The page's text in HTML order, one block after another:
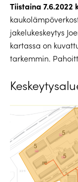
Tiistaina 7.6.2022
jakelukeskeytys
kartassa on
tarkemmin.